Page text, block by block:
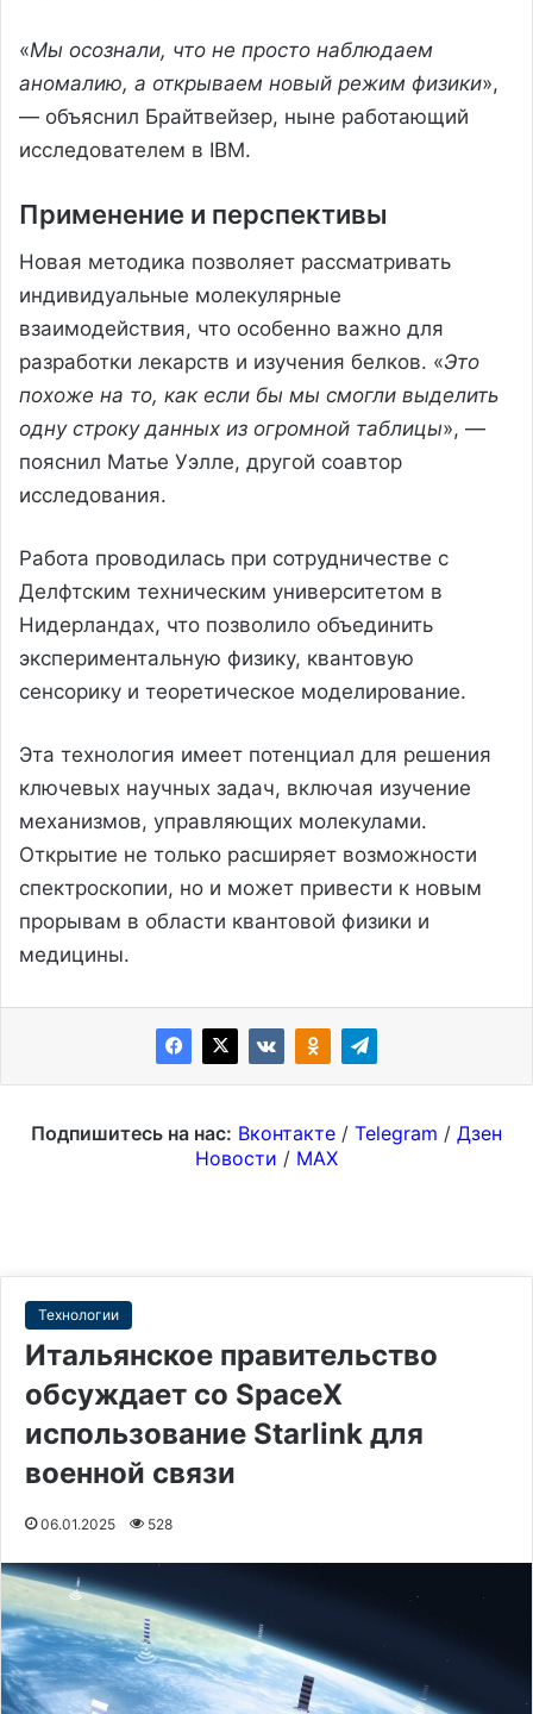
«Мы осознали, что не просто наблюдаем
аномалию, а открываем новый режим физики»,
— объяснил Брайтвейзер, ныне работающий
исследователем в IBM.
Применение и перспективы
Новая методика позволяет рассматривать
индивидуальные молекулярные
взаимодействия, что особенно важно для
разработки лекарств и изучения белков. «Это
похоже на то, как если бы мы смогли выделить
одну строку данных из огромной таблицы», —
пояснил Матье Уэлле, другой соавтор
исследования.
Работа проводилась при сотрудничестве с
Делфтским техническим университетом в
Нидерландах, что позволило объединить
экспериментальную физику, квантовую
сенсорику и теоретическое моделирование.
Эта технология имеет потенциал для решения
ключевых научных задач, включая изучение
механизмов, управляющих молекулами.
Открытие не только расширяет возможности
спектроскопии, но и может привести к новым
прорывам в области квантовой физики и
медицины.
Подпишитесь на нас: Вконтакте / Telegram / Дзен
Новости / MAX